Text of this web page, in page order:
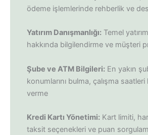
ödeme işlemlerinde rehberlik ve
Yatırım Danışmanlığı:Temel
hakkında bilgilendirme ve müşteri
Şube ve ATM Bilgileri:En yakın
konumlarını bulma, çalışma
verme
Kredi Kartı Yönetimi:Kart limiti,
taksit seçenekleri ve puan